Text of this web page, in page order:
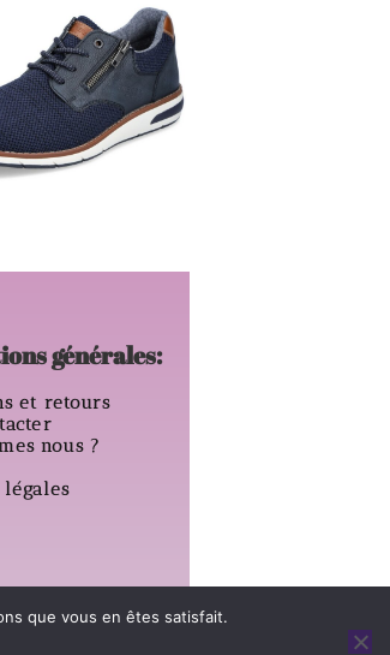
générales:
et retours
nous ?
légales
que vous en êtes satisfait.